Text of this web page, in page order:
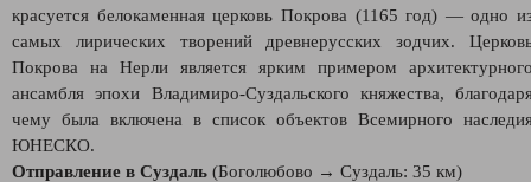
красуется белокаменная церковь Покрова (1165 год) — одно
самых лирических творений древнерусских зодчих.
Покрова на Нерли является ярким примером
ансамбля эпохи Владимиро‑Суздальского княжества,
чему была включена в список объектов Всемирного
ЮНЕСКО.
Отправление в Суздаль (Боголюбово → Суздаль: 35 км)